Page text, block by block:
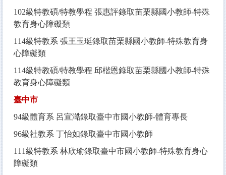
102級特教碩/特教學程 張惠評錄取苗栗縣國小教師-特殊
教育身心障礙類
114級特教系 張王玉珽錄取苗栗縣國小教師-特殊教育身
心障礙類
114級特教碩/特教學程 邱楷恩錄取苗栗縣國小教師-特殊
教育身心障礙類
臺中市
94級體育系 呂宣澔錄取臺中市國小教師-體育專長
96級社教系 丁怡如錄取臺中市國小教師
111級特教系 林欣瑜錄取臺中市國小教師-特殊教育身心
障礙類